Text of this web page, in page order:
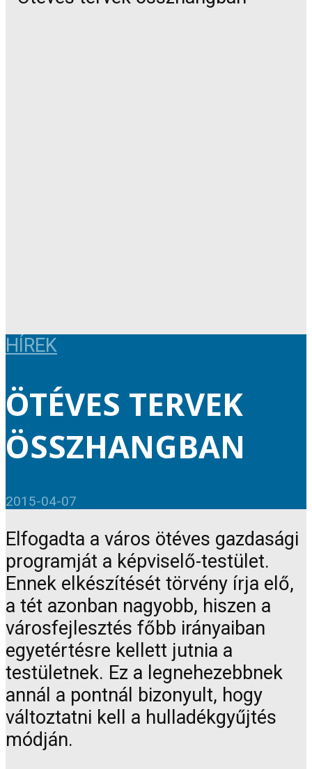
HÍREK
ÖTÉVES TERVEK
ÖSSZHANGBAN
2015-04-07
Elfogadta a város ötéves gazdasági
programját a képviselő-testület.
Ennek elkészítését törvény írja elő,
a tét azonban nagyobb, hiszen a
városfejlesztés főbb irányaiban
egyetértésre kellett jutnia a
testületnek. Ez a legnehezebbnek
annál a pontnál bizonyult, hogy
változtatni kell a hulladékgyűjtés
módján.